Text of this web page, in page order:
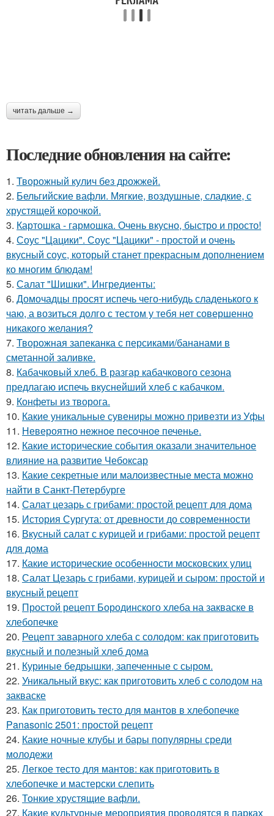
читать дальше →
Последние обновления на сайте:
1. Творожный кулич без дрожжей.
2. Бельгийские вафли. Мягкие, воздушные, сладкие, с
хрустящей корочкой.
3. Картошка - гармошка. Очень вкусно, быстро и просто!
4. Соус "Цацики". Соус "Цацики" - простой и очень
вкусный соус, который станет прекрасным дополнением
ко многим блюдам!
5. Салат "Шишки". Ингредиенты:
6. Домочадцы просят испечь чего-нибудь сладенького к
чаю, а возиться долго с тестом у тебя нет совершенно
никакого желания?
7. Творожная запеканка с персиками/бананами в
сметанной заливке.
8. Кабачковый хлеб. В разгар кабачкового сезона
предлагаю испечь вкуснейший хлеб с кабачком.
9. Конфеты из творога.
10. Какие уникальные сувениры можно привезти из Уфы
11. Невероятно нежное песочное печенье.
12. Какие исторические события оказали значительное
влияние на развитие Чебоксар
13. Какие секретные или малоизвестные места можно
найти в Санкт-Петербурге
14. Салат цезарь с грибами: простой рецепт для дома
15. История Сургута: от древности до современности
16. Вкусный салат с курицей и грибами: простой рецепт
для дома
17. Какие исторические особенности московских улиц
18. Салат Цезарь с грибами, курицей и сыром: простой и
вкусный рецепт
19. Простой рецепт Бородинского хлеба на закваске в
хлебопечке
20. Рецепт заварного хлеба с солодом: как приготовить
вкусный и полезный хлеб дома
21. Куриные бедрышки, запеченные с сыром.
22. Уникальный вкус: как приготовить хлеб с солодом на
закваске
23. Как приготовить тесто для мантов в хлебопечке
Panasonic 2501: простой рецепт
24. Какие ночные клубы и бары популярны среди
молодежи
25. Легкое тесто для мантов: как приготовить в
хлебопечке и мастерски слепить
26. Тонкие хрустящие вафли.
27. Какие культурные мероприятия проводятся в парках